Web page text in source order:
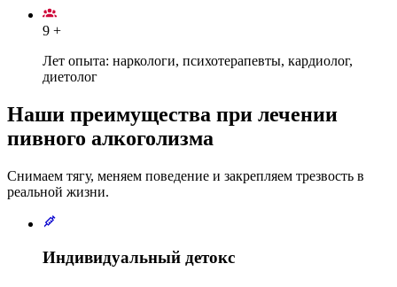
9 +
Лет опыта: наркологи, психотерапевты, кардиолог,
диетолог
Наши преимущества при лечении
пивного алкоголизма
Снимаем тягу, меняем поведение и закрепляем трезвость в
реальной жизни.
Индивидуальный детокс